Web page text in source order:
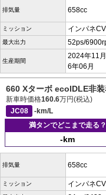
排気量 658cc
ミッション インパネ
最大出力 52ps/
生産期間
2024年11
6年06月
660 Xターボ ecoIDLE非
新車時価格160.6万円(税込)
JC08
-km/L
満タンでどこまで走る？
-km
排気量 658cc
ミッション インパネ